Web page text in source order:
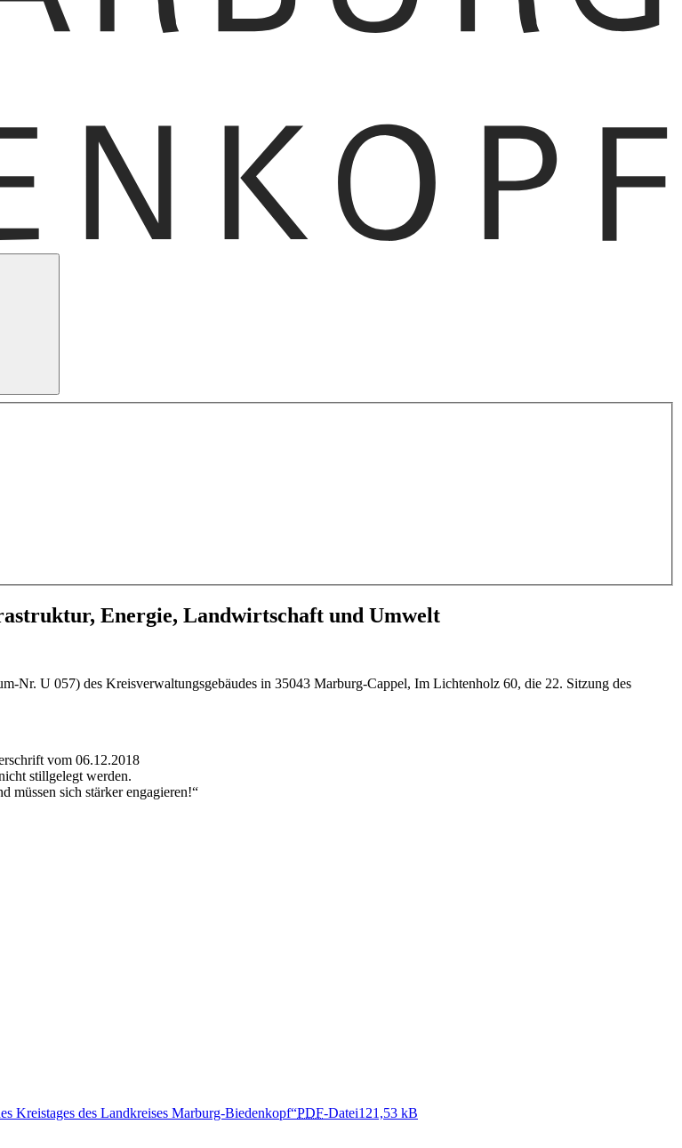
Energie, Landwirtschaft und Umwelt
Nr. U 057) des Kreisverwaltungsgebäudes in 35043 Marburg-Cappel, Im Lichtenholz 60, die 22. Sitzung des
vom 06.12.2018
stillgelegt werden.
sich stärker engagieren!“
Kreistages des Landkreises Marburg-Biedenkopf“PDF-Datei121,53 kB